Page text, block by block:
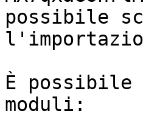
possibile
È possibile
moduli: